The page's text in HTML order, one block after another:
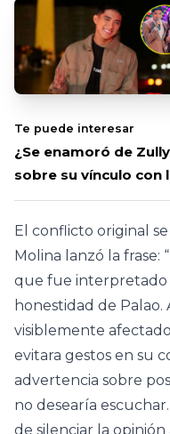
Te puede interesar
¿Se enamoró de
sobre su vínculo con
El conflicto original
Molina lanzó la frase:
que fue interpretado
honestidad de
visiblemente
evitara gestos en su
advertencia sobre
no desearía
de silenciar la